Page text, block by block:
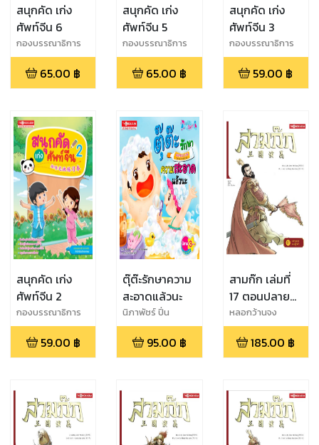
สนุกคัด เก่ง
ศัพท์จีน 6
กองบรรณาธิการ
สำนักพิมพ์ทอง
เกษม 65.00 ฿
สนุกคัด เก่ง
ศัพท์จีน 5
กองบรรณาธิการ
สำนักพิมพ์ทอง
เกษม 65.00 ฿
สนุกคัด เก่ง
ศัพท์จีน 3
กองบรรณาธิการ
สนพ.ทองเกษม
59.00 ฿
สนุกคัด เก่ง
ศัพท์จีน 2
กองบรรณาธิการ
สำนักพิมพ์ทอง
เกษม 59.00 ฿
ตุ๊ต๊ะรักษาความ
สะอาดแล้วนะ
นิภาพัชร์ ปิ่น
สุวรรณ
95.00 ฿
สามก๊ก เล่มที่
17 ตอนปลาย
ทางของผู้กล้า
หลอกว้านจง
185.00 ฿